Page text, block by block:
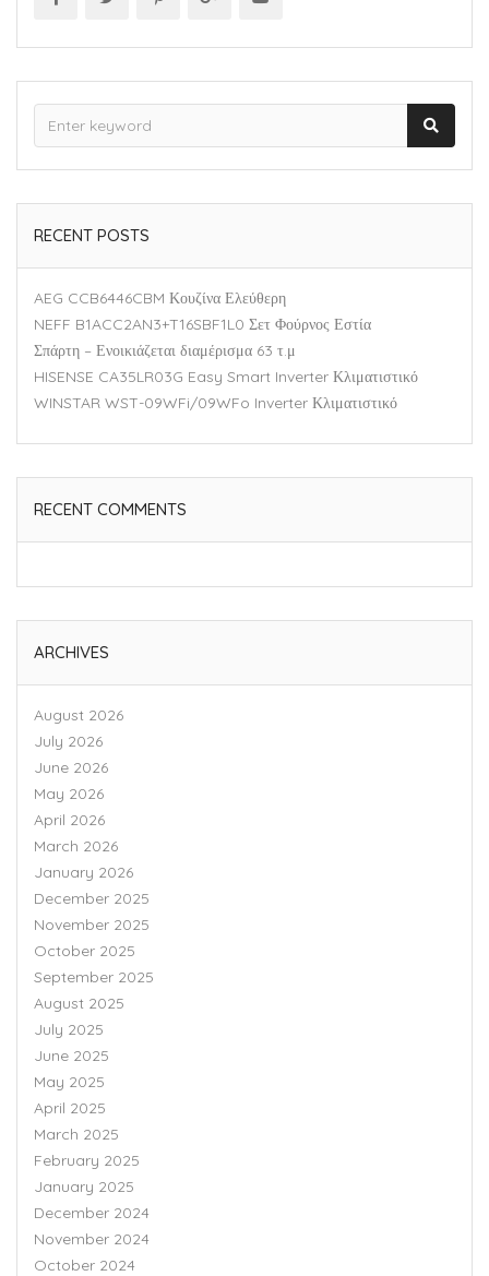
RECENT POSTS
AEG CCB6446CBM Κουζίνα Ελεύθερη
NEFF B1ACC2AN3+T16SBF1L0 Σετ Φούρνος Εστία
Σπάρτη – Ενοικιάζεται διαμέρισμα 63 τ.μ
HISENSE CA35LR03G Easy Smart Inverter Κλιματιστικό
WINSTAR WST-09WFi/09WFo Inverter Κλιματιστικό
RECENT COMMENTS
ARCHIVES
August 2026
July 2026
June 2026
May 2026
April 2026
March 2026
January 2026
December 2025
November 2025
October 2025
September 2025
August 2025
July 2025
June 2025
May 2025
April 2025
March 2025
February 2025
January 2025
December 2024
November 2024
October 2024